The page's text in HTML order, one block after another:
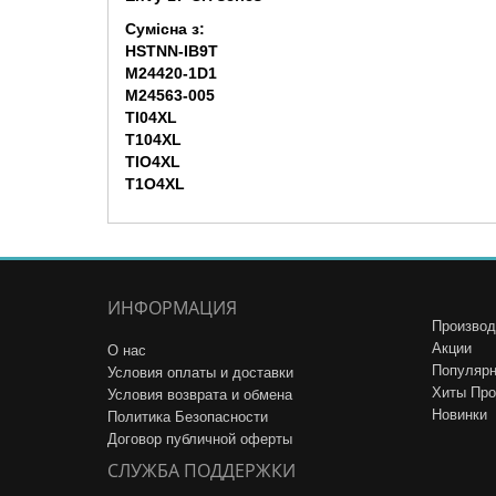
Сумісна з:
HSTNN-IB9T
M24420-1D1
M24563-005
TI04XL
T104XL
TIO4XL
T1O4XL
ИНФОРМАЦИЯ
О нас
Условия оплаты и доставки
Условия возврата и обмена
Политика Безопасности
Договор публичной оферты
СЛУЖБА ПОДДЕРЖКИ
Акции
Хиты
Новинки